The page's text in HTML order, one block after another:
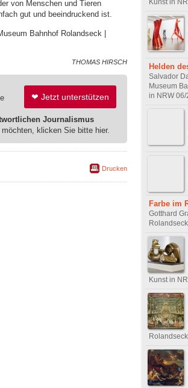
von Menschen und Tieren
gut und beeindruckend ist.
Bahnhof Rolandseck |
THOMAS HIRSCH
❤ Jetzt unterstützen
Journalismus
klicken Sie bitte hier.
Drucken
Helden
Salvador
Museum
in NRW 06/
Farbe im
Gotthard
Kunst in